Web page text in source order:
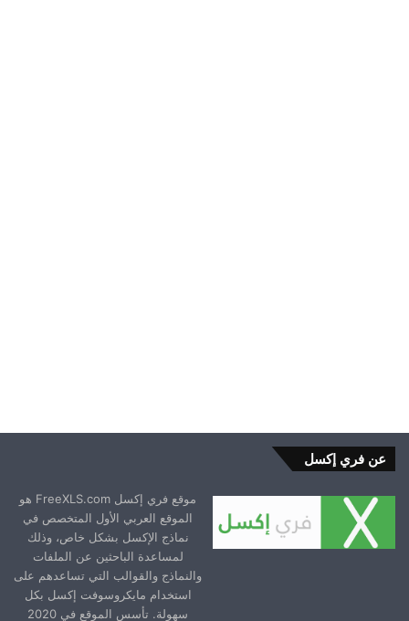
عن فري إكسل
موقع فري إكسل FreeXLS.com هو
الموقع العربي الأول المتخصص في
نماذج الإكسل بشكل خاص، وذلك
لمساعدة الباحثين عن الملفات
والنماذج والقوالب التي تساعدهم على
استخدام مايكروسوفت إكسل بكل
سهولة. تأسس الموقع في 2020